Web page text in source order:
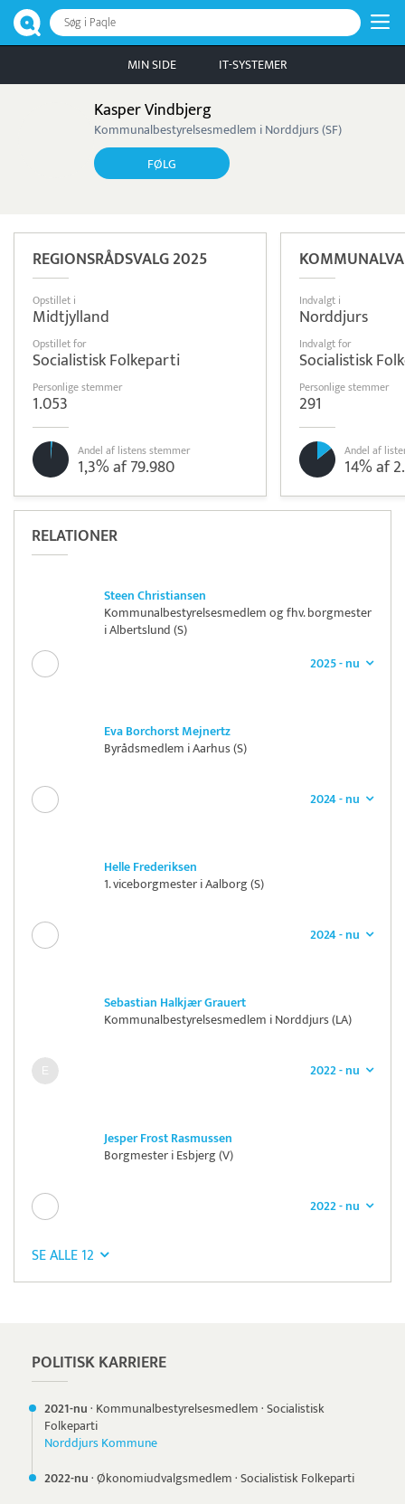
Søg i Paqle
MIN SIDE IT-SYSTEMER
Kasper Vindbjerg
Kommunalbestyrelsesmedlem i Norddjurs (SF)
FØLG
REGIONSRÅDSVALG 2025
Opstillet i
Midtjylland
Opstillet for
Socialistisk Folkeparti
Personlige stemmer
1.053
Andel af listens stemmer
1,3% af 79.980
Indvalgt i
Norddjurs
Indvalgt for
Socialistisk
Personlige stemmer
291
Andel af
14% af
RELATIONER
Steen Christiansen
Kommunalbestyrelsesmedlem og fhv. borgmester
i Albertslund (S)
2025 - nu
Eva Borchorst Mejnertz
Byrådsmedlem i Aarhus (S)
2024 - nu
Helle Frederiksen
1. viceborgmester i Aalborg (S)
2024 - nu
Sebastian Halkjær Grauert
Kommunalbestyrelsesmedlem i Norddjurs (LA)
2022 - nu
Jesper Frost Rasmussen
Borgmester i Esbjerg (V)
2022 - nu
SE ALLE 12
POLITISK KARRIERE
2021-nu· Kommunalbestyrelsesmedlem·Socialistisk
Folkeparti
Norddjurs Kommune
2022-nu·Økonomiudvalgsmedlem·Socialistisk Folkeparti